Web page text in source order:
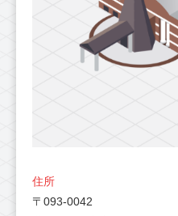
住所
〒093-0042